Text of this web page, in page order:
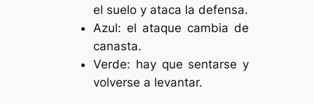
el suelo y ataca la defensa.
Azul: el ataque cambia de
canasta.
Verde: hay que sentarse y
volverse a levantar.